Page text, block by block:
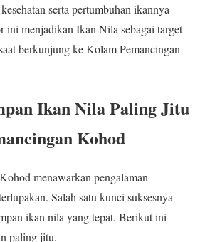
serta pertumbuhan ikannya
ini menjadikan Ikan Nila sebagai target
berkunjung ke Kolam Pemancingan
Ikan Nila Paling Jitu
Kohod
menawarkan pengalaman
Salah satu kunci suksesnya
ikan nila yang tepat. Berikut ini
paling jitu.